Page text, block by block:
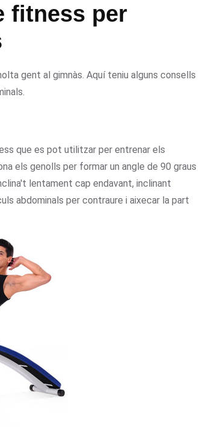
fitness per
gent al gimnàs. Aquí teniu alguns consells
que es pot utilitzar per entrenar els
els genolls per formar un angle de 90 graus
lentament cap endavant, inclinant
abdominals per contraure i aixecar la part